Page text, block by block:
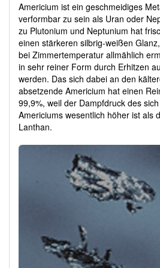
Americium ist ein geschmeidiges
verformbar zu sein als Uran oder
zu Plutonium und Neptunium hat
einen stärkeren silbrig-weißen
bei Zimmertemperatur allmählich
in sehr reiner Form durch Erhitzen
werden. Das sich dabei an den
absetzende Americium hat einen
99,9%, weil der Dampfdruck des
Americiums wesentlich höher ist als
Lanthan.